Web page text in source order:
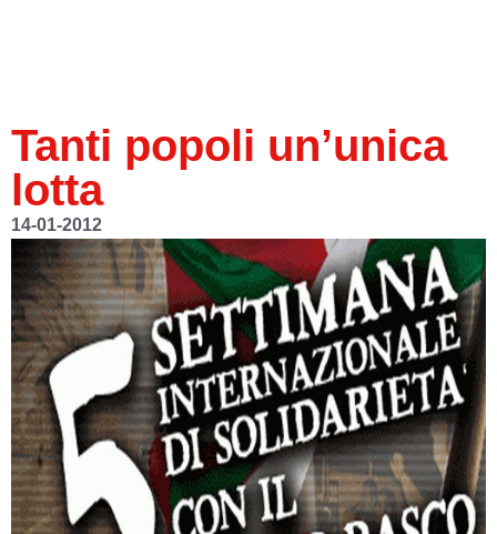
Tanti popoli un’unica
lotta
14-01-2012